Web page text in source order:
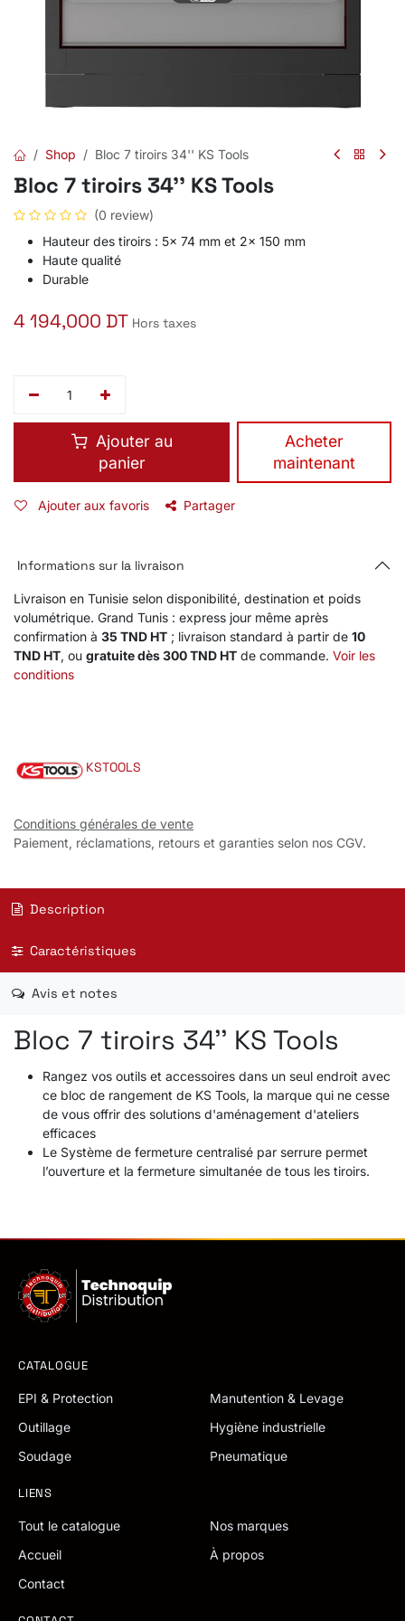
Shop Bloc 7 tiroirs 34'' KS Tools
Bloc 7 tiroirs 34'' KS Tools
(0 review)
Hauteur des tiroirs : 5x 74 mm et 2x 150 mm
Haute qualité
Durable
4 194,000 DT Hors taxes
Ajouter au
panier
​Acheter
maintenant
Ajouter aux favoris Partager
Informations sur la livraison
Livraison en Tunisie selon disponibilité, destination et poids
volumétrique. Grand Tunis : express jour même après
confirmation à 35 TND HT ; livraison standard à partir de 10
TND HT, ou gratuite dès 300 TND HT de commande. Voir les
conditions
KSTOOLS
Conditions générales de vente
Paiement, réclamations, retours et garanties selon nos CGV.
Description
Caractéristiques
Avis et notes
Bloc 7 tiroirs 34'' KS Tools
Rangez vos outils et accessoires dans un seul endroit avec
ce bloc de rangement de KS Tools, la marque qui ne cesse
de vous offrir des solutions d'aménagement d'ateliers
efficaces
Le Système de fermeture centralisé par serrure permet
l’ouverture et la fermeture simultanée de tous les tiroirs.
CATALOGUE
EPI & Protection
Manutention & Levage
Outillage
Hygiène industrielle
Soudage
Pneumatique
LIENS
Tout le catalogue
Nos marques
Accueil
À propos
Contact